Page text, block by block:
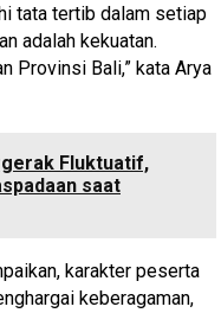
tata tertib dalam setiap
adalah kekuatan.
Provinsi Bali,” kata Arya
Fluktuatif,
saat
karakter peserta
keberagaman,